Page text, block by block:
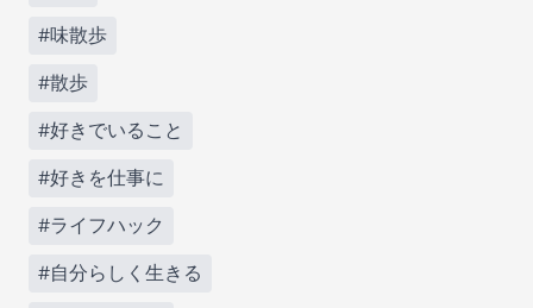
#味散歩
#散歩
#好きでいること
#好きを仕事に
#ライフハック
#自分らしく生きる